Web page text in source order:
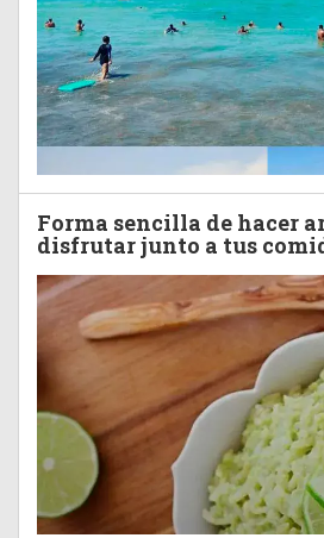
Forma sencilla de hacer
disfrutar junto a tus